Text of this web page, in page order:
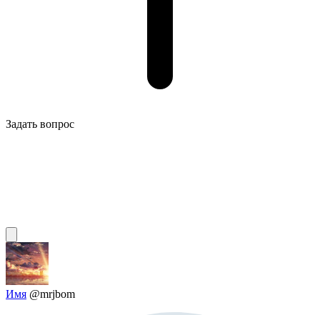
Задать вопрос
Имя @mrjbom